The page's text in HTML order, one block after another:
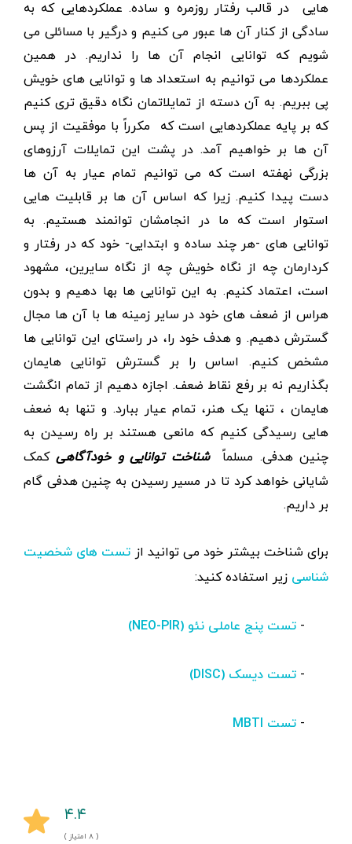
هایی در قالب رفتار روزمره و ساده. عملکردهایی که به
سادگی از کنار آن ها عبور می کنیم و درگیر با مسائلی می
شویم که توانایی انجام آن ها را نداریم. در همین
عملکردها می توانیم به استعداد ها و توانایی های خویش
پی ببریم. به آن دسته از تمایلاتمان نگاه دقیق تری کنیم
که بر پایه عملکردهایی است که مکرراً با موفقیت از پس
آن ها بر خواهیم آمد. در پشت این تمایلات آرزوهای
بزرگی نهفته است که می توانیم تمام عیار به آن ها
دست پیدا کنیم. زیرا که اساس آن ها بر قابلیت هایی
استوار است که ما در انجامشان توانمند هستیم. به
توانایی های -هر چند ساده و ابتدایی- خود که در رفتار و
کردارمان چه از نگاه خویش چه از نگاه سایرین، مشهود
است، اعتماد کنیم. به این توانایی ها بها دهیم و بدون
هراس از ضعف های خود در سایر زمینه ها با آن ها مجال
گسترش دهیم. و هدف خود را، در راستای این توانایی ها
مشخص کنیم. اساس را بر گسترش توانایی هایمان
بگذاریم نه بر رفع نقاط ضعف. اجازه دهیم از تمام انگشت
هایمان ، تنها یک هنر، تمام عیار ببارد. و تنها به ضعف
هایی رسیدگی کنیم که مانعی هستند بر راه رسیدن به
چنین هدفی. مسلماًشناخت توانایی و خودآگاهیکمک
شایانی خواهد کرد تا در مسیر رسیدن به چنین هدفی گام
بر داریم.
برای شناخت بیشتر خود می توانید از تست های شخصیت
شناسی زیر استفاده کنید:
- تست پنج عاملی نئو (NEO-PIR)
- تست دیسک (DISC)
- تست MBTI
۴.۴
( ۸ امتیاز )